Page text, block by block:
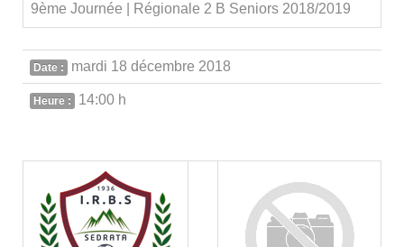
9ème Journée | Régionale 2 B Seniors 2018/2019
Date : mardi 18 décembre 2018
Heure : 14:00 h